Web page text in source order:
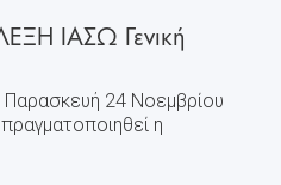
ΙΑΣΩ Γενική
24 Νοεμβρίου
η